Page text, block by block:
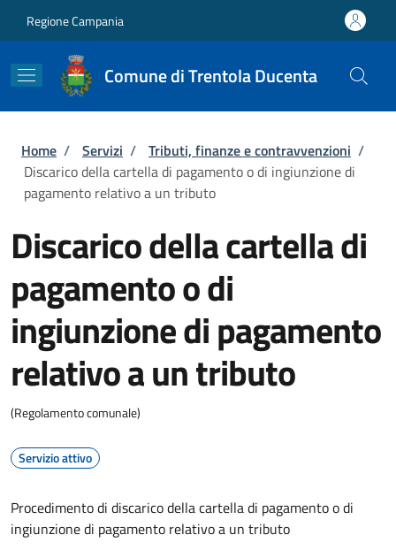
Regione Campania
Comune di Trentola Ducenta
Briciole di pane
Home / Servizi / Tributi, finanze e contravvenzioni /
Discarico della cartella di pagamento o di ingiunzione di
pagamento relativo a un tributo
Discarico della cartella di
pagamento o di
ingiunzione di pagamento
relativo a un tributo
(Regolamento comunale)
Servizio attivo
Procedimento di discarico della cartella di pagamento o di
ingiunzione di pagamento relativo a un tributo